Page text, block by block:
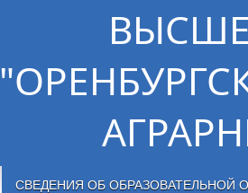
СВЕДЕНИЯ ОБ ОБРАЗОВАТЕЛЬНОЙ